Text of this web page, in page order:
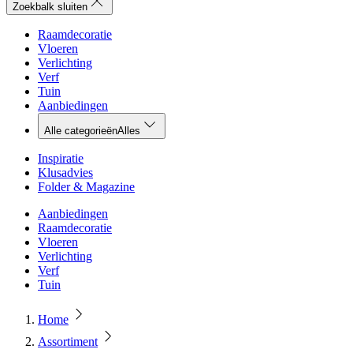
Zoekbalk sluiten
Raamdecoratie
Vloeren
Verlichting
Verf
Tuin
Aanbiedingen
Alle categorieënAlles
Inspiratie
Klusadvies
Folder & Magazine
Aanbiedingen
Raamdecoratie
Vloeren
Verlichting
Verf
Tuin
Home
Assortiment